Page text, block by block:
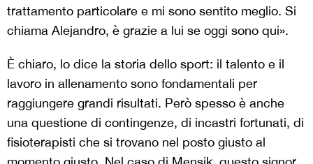
trattamento particolare e mi sono sentito meglio. Si
chiama Alejandro, è grazie a lui se oggi sono qui».
È chiaro, lo dice la storia dello sport: il talento e il
lavoro in allenamento sono fondamentali per
raggiungere grandi risultati. Però spesso è anche
una questione di contingenze, di incastri fortunati, di
fisioterapisti che si trovano nel posto giusto al